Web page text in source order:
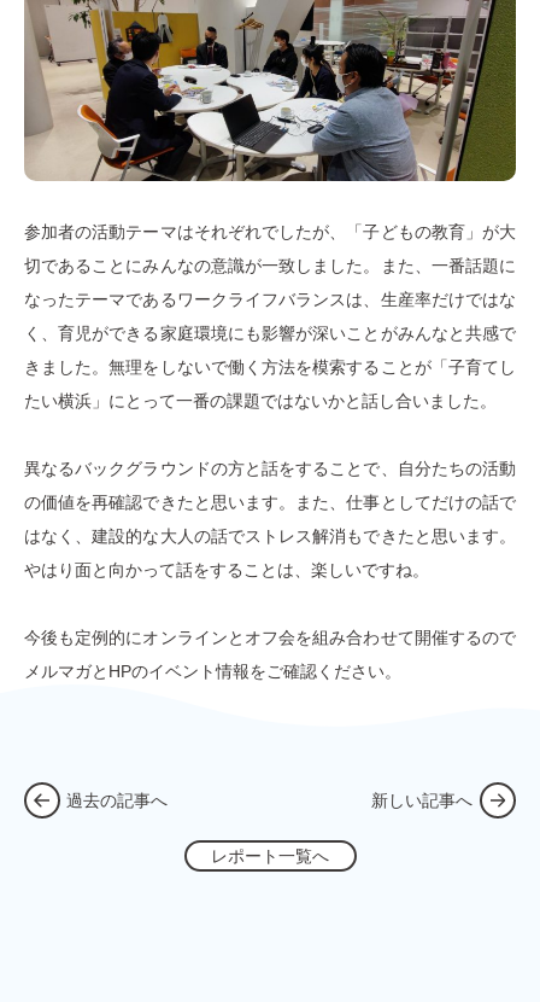
参加者の活動テーマはそれぞれでしたが、「子どもの教育」が大
切であることにみんなの意識が一致しました。また、一番話題に
なったテーマであるワークライフバランスは、生産率だけではな
く、育児ができる家庭環境にも影響が深いことがみんなと共感で
きました。無理をしないで働く方法を模索することが「子育てし
たい横浜」にとって一番の課題ではないかと話し合いました。
異なるバックグラウンドの方と話をすることで、自分たちの活動
の価値を再確認できたと思います。また、仕事としてだけの話で
はなく、建設的な大人の話でストレス解消もできたと思います。
やはり面と向かって話をすることは、楽しいですね。
今後も定例的にオンラインとオフ会を組み合わせて開催するので
メルマガとHPのイベント情報をご確認ください。
過去の記事へ
レポート一覧へ
新しい記事へ